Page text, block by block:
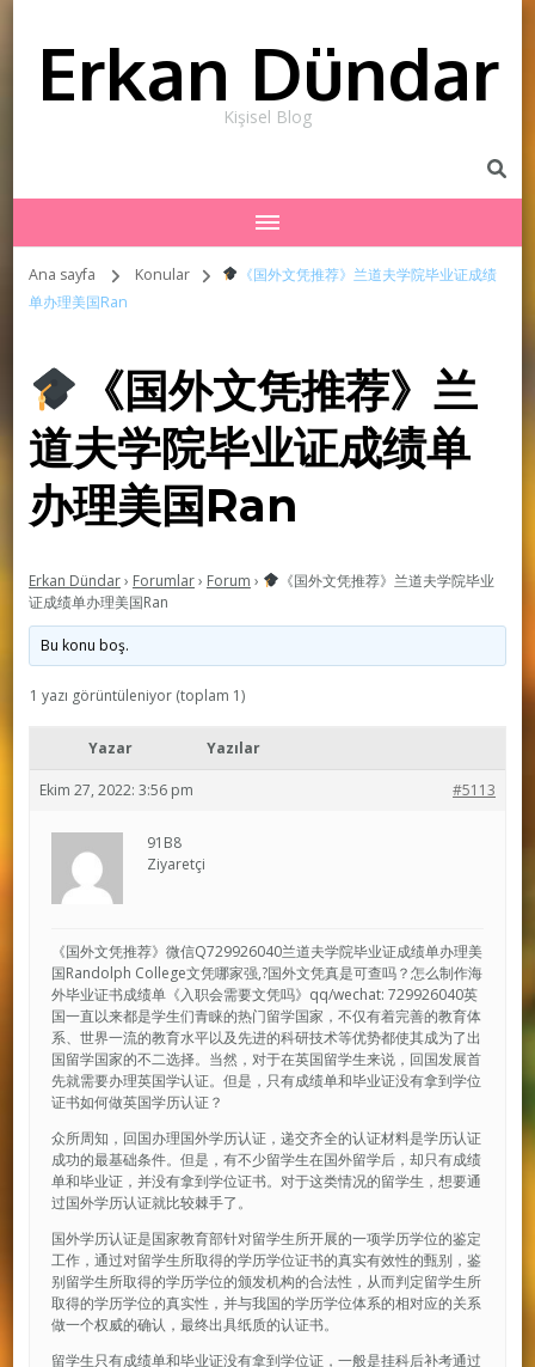
Erkan Dündar
Kişisel Blog
Ana sayfa Konular
《国外文凭推荐》兰道夫学院毕业证成绩
单办理美国Ran
《国外文凭推荐》兰
道夫学院毕业证成绩单
办理美国Ran
Erkan Dündar› Forumlar› Forum ›
《国外文凭推荐》兰道夫学院毕业
证成绩单办理美国Ran
Bu konu boş.
1 yazı görüntüleniyor (toplam 1)
Yazar Yazılar
Ekim 27, 2022: 3:56 pm #5113
91B8
Ziyaretçi
《国外文凭推荐》微信Q729926040兰道夫学院毕业证成绩单办理美
国Randolph College文凭哪家强,?国外文凭真是可查吗？怎么制作海
外毕业证书成绩单《入职会需要文凭吗》qq/wechat: 729926040英
国一直以来都是学生们青睐的热门留学国家，不仅有着完善的教育体
系、世界一流的教育水平以及先进的科研技术等优势都使其成为了出
国留学国家的不二选择。当然，对于在英国留学生来说，回国发展首
先就需要办理英国学认证。但是，只有成绩单和毕业证没有拿到学位
证书如何做英国学历认证？
众所周知，回国办理国外学历认证，递交齐全的认证材料是学历认证
成功的最基础条件。但是，有不少留学生在国外留学后，却只有成绩
单和毕业证，并没有拿到学位证书。对于这类情况的留学生，想要通
过国外学历认证就比较棘手了。
国外学历认证是国家教育部针对留学生所开展的一项学历学位的鉴定
工作，通过对留学生所取得的学历学位证书的真实有效性的甄别，鉴
别留学生所取得的学历学位的颁发机构的合法性，从而判定留学生所
取得的学历学位的真实性，并与我国的学历学位体系的相对应的关系
做一个权威的确认，最终出具纸质的认证书。
留学生只有成绩单和毕业证没有拿到学位证，一般是挂科后补考通过